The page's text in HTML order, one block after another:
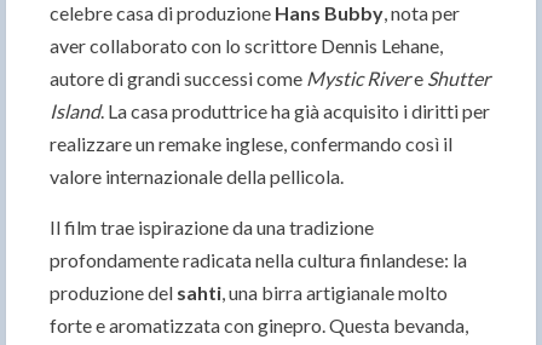
celebre casa di produzione Hans Bubby, nota per
aver collaborato con lo scrittore Dennis Lehane,
autore di grandi successi come Mystic Rivere Shutter
Island. La casa produttrice ha già acquisito i diritti per
realizzare un remake inglese, confermando così il
valore internazionale della pellicola.
Il film trae ispirazione da una tradizione
profondamente radicata nella cultura finlandese: la
produzione del sahti, una birra artigianale molto
forte e aromatizzata con ginepro. Questa bevanda,